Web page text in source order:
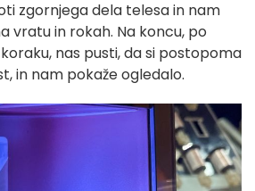
zgornjega dela telesa in nam
vratu in rokah. Na koncu, po
nas pusti, da si postopoma
in nam pokaže ogledalo.